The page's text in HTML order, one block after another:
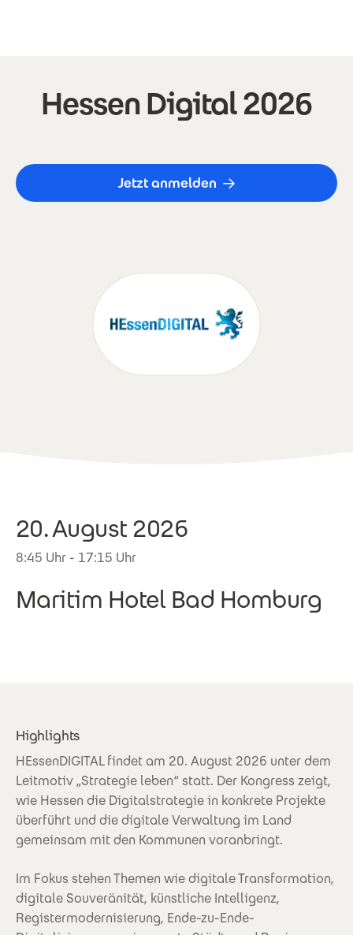
Hessen Digital 2026
Jetzt anmelden
20. August 2026
8:45 Uhr - 17:15 Uhr
Maritim Hotel Bad Homburg
Highlights
HEssenDIGITAL findet am 20. August 2026 unter dem
Leitmotiv „Strategie leben“ statt. Der Kongress zeigt,
wie Hessen die Digitalstrategie in konkrete Projekte
überführt und die digitale Verwaltung im Land
gemeinsam mit den Kommunen voranbringt.
Im Fokus stehen Themen wie digitale Transformation,
digitale Souveränität, künstliche Intelligenz,
Registermodernisierung, Ende-zu-Ende-